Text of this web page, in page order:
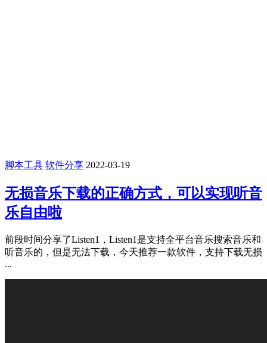
脚本工具 软件分享 2022-03-19
无损音乐下载的正确方式，可以实现听音
乐自由啦
前段时间分享了Listen1，Listen1是支持全平台音乐搜索音乐和
听音乐的，但是无法下载，今天推荐一款软件，支持下载无损
...